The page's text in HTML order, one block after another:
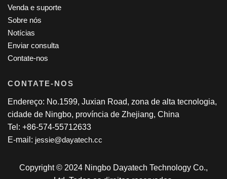
Venda e suporte
Sobre nós
Notícias
Enviar consulta
Contate-nos
CONTATE-NOS
Endereço: No.1599, Juxian Road, zona de alta tecnologia,
cidade de Ningbo, província de Zhejiang, China
Tel: +86-574-55712633
E-mail: jessie@dayatech.cc
Copyright © 2024 Ningbo Dayatech Technology Co.,